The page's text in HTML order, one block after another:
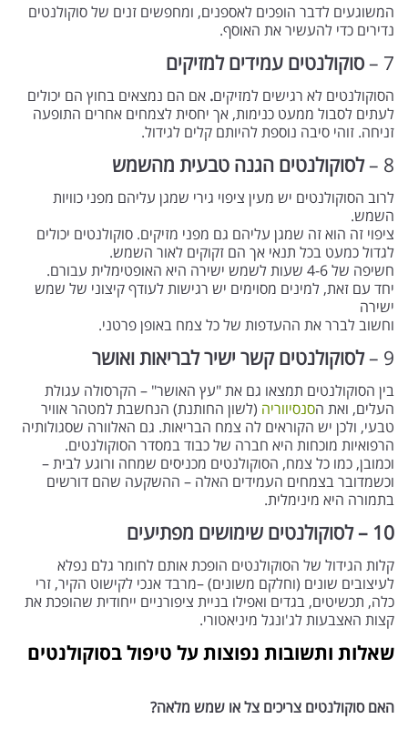
המשוגעים לדבר הופכים לאספנים, ומחפשים זנים של סוקולנטים
נדירים כדי להעשיר את האוסף.
7 – סוקולנטים עמידים למזיקים
הסוקולנטים לא רגישים למזיקים. אם הם נמצאים בחוץ הם יכולים
לעתים לסבול ממעט כנימות, אך יחסית לצמחים אחרים התופעה
זניחה. זוהי סיבה נוספת להיותם קלים לגידול.
8 – לסוקולנטים הגנה טבעית מהשמש
לרוב הסוקולנטים יש מעין ציפוי גירי שמגן עליהם מפני כוויות
השמש.
ציפוי זה הוא זה שמגן עליהם גם מפני מזיקים. סוקולנטים יכולים
לגדול כמעט בכל תנאי אך הם זקוקים לאור השמש.
חשיפה של 4-6 שעות לשמש ישירה היא האופטימלית עבורם.
יחד עם זאת, למינים מסוימים יש רגישות לעודף קיצוני של שמש
ישירה
וחשוב לברר את ההעדפות של כל צמח באופן פרטני.
9 – לסוקולנטים קשר ישיר לבריאות ואושר
בין הסוקולנטים תמצאו גם את "עץ האושר" – הקרסולה עגולת
העלים, ואת הסנסיווריה (לשון החותנת) הנחשבת למטהר אוויר
טבעי, ולכן יש הקוראים לה צמח הבריאות. גם האלוורה שסגולותיה
הרפואיות מוכחות היא חברה של כבוד במסדר הסוקולנטים.
וכמובן, כמו כל צמח, הסוקולנטים מכניסים שמחה ורוגע לבית –
וכשמדובר בצמחים העמידים האלה – ההשקעה שהם דורשים
בתמורה היא מינימלית.
10 – לסוקולנטים שימושים מפתיעים
קלות הגידול של הסוקולנטים הופכת אותם לחומר גלם נפלא
לעיצובים שונים (וחלקם משונים) –מרבד אנכי לקישוט הקיר, זרי
כלה, תכשיטים, בגדים ואפילו בניית ציפורניים ייחודית שהופכת את
קצות האצבעות לג'ונגל מיניאטורי.
שאלות ותשובות נפוצות על טיפול בסוקולנטים
האם סוקולנטים צריכים צל או שמש מלאה?